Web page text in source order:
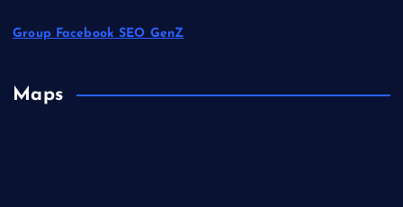
Group Facebook SEO GenZ
Maps